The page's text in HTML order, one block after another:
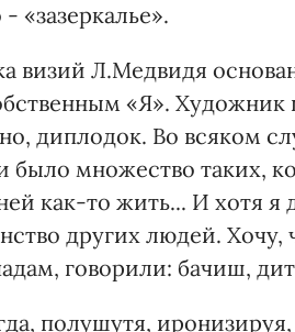
- «зазеркалье».
визий Л.Медвидя
«Я». Художник
диплодок. Во всяком
было множество таких,
как-то жить... И хотя
других людей. Хочу,
говорили: бачиш,
полушутя,